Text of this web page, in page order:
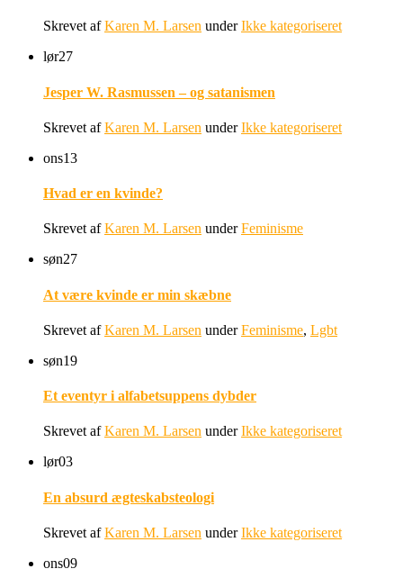
Skrevet afKaren M. Larsen underIkke kategoriseret
lør27
Jesper W. Rasmussen – og satanismen
Skrevet afKaren M. Larsen underIkke kategoriseret
ons13
Hvad er en kvinde?
Skrevet afKaren M. Larsen underFeminisme
søn27
At være kvinde er min skæbne
Skrevet afKaren M. Larsen underFeminisme, Lgbt
søn19
Et eventyr i alfabetsuppens dybder
Skrevet afKaren M. Larsen underIkke kategoriseret
lør03
En absurd ægteskabsteologi
Skrevet afKaren M. Larsen underIkke kategoriseret
ons09